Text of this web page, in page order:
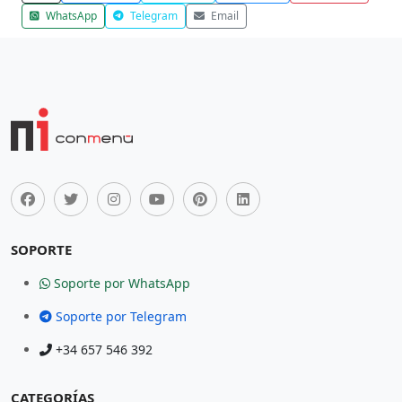
WhatsApp Telegram Email
SOPORTE
Soporte por WhatsApp
Soporte por Telegram
+34 657 546 392
CATEGORÍAS